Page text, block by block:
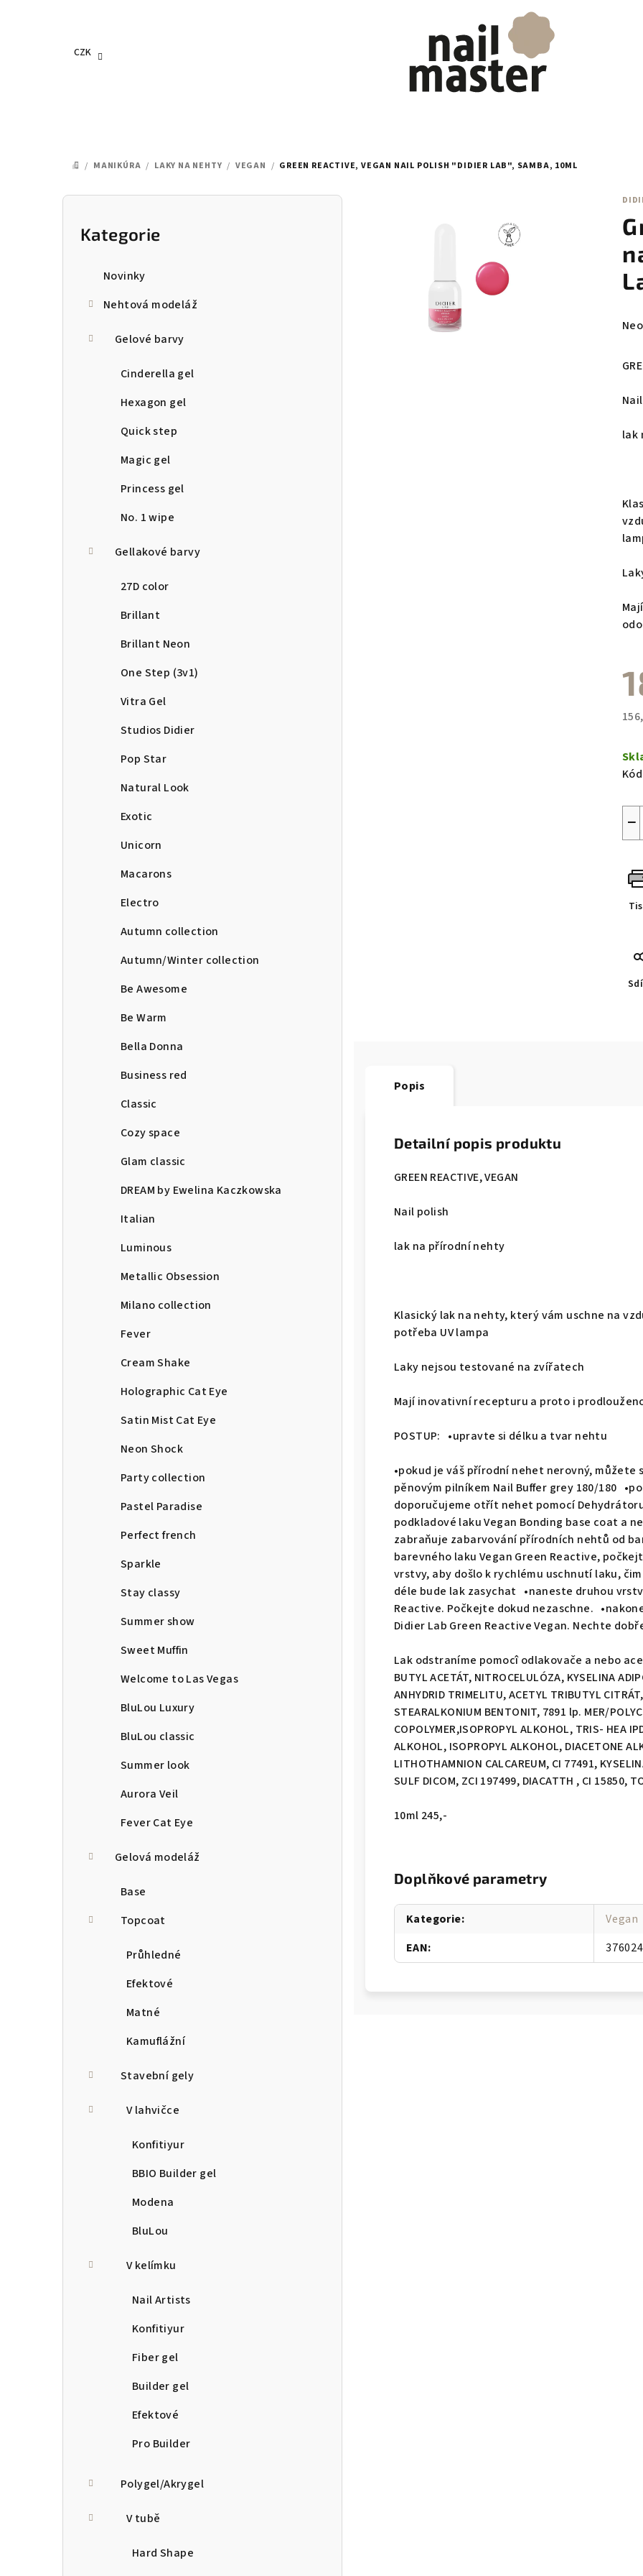
CZK
DOMŮ
/ MANIKÚRA / LAKY NA NEHTY / VEGAN / GREEN REACTIVE, VEGAN NAIL POLISH "DIDIER LAB", SAMBA, 10ML
P
Přeskočit
kategorie
Kategorie
Novinky
Nehtová modeláž
Gelové barvy
Cinderella gel
Hexagon gel
Quick step
Magic gel
Princess gel
No. 1 wipe
Gellakové barvy
27D color
Brillant
Brillant Neon
One Step (3v1)
Vitra Gel
Studios Didier
Pop Star
Natural Look
Exotic
Unicorn
Macarons
Electro
Autumn collection
Autumn/Winter collection
Be Awesome
Be Warm
Bella Donna
Business red
Classic
Cozy space
Glam classic
DREAM by Ewelina Kaczkowska
Italian
Luminous
Metallic Obsession
Milano collection
Fever
Cream Shake
Holographic Cat Eye
Satin Mist Cat Eye
Neon Shock
Party collection
Pastel Paradise
Perfect french
Sparkle
Stay classy
Summer show
Sweet Muffin
Welcome to Las Vegas
BluLou Luxury
BluLou classic
Summer look
Aurora Veil
Fever Cat Eye
Gelová modeláž
Base
Topcoat
Průhledné
Efektové
Matné
Kamuflážní
Stavební gely
V lahvičce
Konfitiyur
BBIO Builder gel
Modena
BluLou
V kelímku
Nail Artists
Konfitiyur
Fiber gel
Builder gel
Efektové
Pro Builder
Polygel/Akrygel
V tubě
Hard Shape
0,0
5lak
−
Popis
Detailní popis produktu
GREEN REACTIVE, VEGAN
Nail polish
lak na přírodní nehty
Klasický lak na nehty, který vám uschne na
potřeba UV lampa
Laky nejsou testované na zvířatech
Mají inovativní recepturu a proto i
POSTUP: •upravte si délku a tvar nehtu
•pokud je váš přírodní nehet nerovný,
pěnovým pilníkem Nail Buffer grey 180/180
doporučujeme otřít nehet pomocí
podkladové laku Vegan Bonding base coat a
zabraňuje zabarvování přírodních nehtů od
barevného laku Vegan Green Reactive,
vrstvy, aby došlo k rychlému uschnutí laku,
déle bude lak zasychat •naneste druhou
Reactive. Počkejte dokud nezaschne.
Didier Lab Green Reactive Vegan. Nechte
Lak odstraníme pomocî odlakovače a nebo
BUTYL ACETÁT, NITROCELULÓZA, KYSELINA
ANHYDRID TRIMELITU, ACETYL TRIBUTYL
STEARALKONIUM BENTONIT, 7891 lp. MER/
COPOLYMER,ISOPROPYL ALKOHOL, TRIS- HEA
ALKOHOL, ISOPROPYL ALKOHOL, DIACETONE
LITHOTHAMNION CALCAREUM, CI 77491,
SULF DICOM, ZCI 197499, DIACATTH , CI 15850,
10ml 245,-
Doplňkové parametry
Kategorie:
Vegan
EAN: